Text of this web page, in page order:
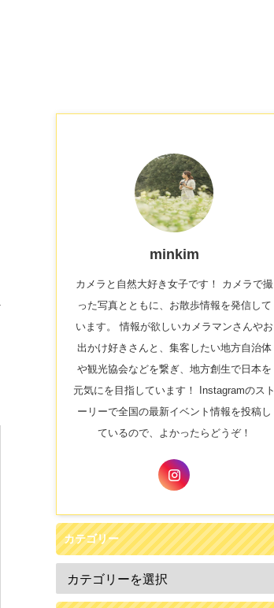
minkim
カメラと自然大好き女子です！ カメラで撮
った写真とともに、お散歩情報を発信して
います。 情報が欲しいカメラマンさんやお
出かけ好きさんと、集客したい地方自治体
や観光協会などを繋ぎ、地方創生で日本を
元気にを目指しています！ Instagramのスト
ーリーで全国の最新イベント情報を投稿し
ているので、よかったらどうぞ！
カテゴリー